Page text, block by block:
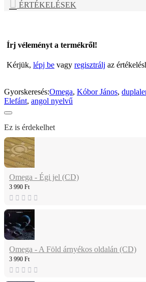
ÉRTÉKELÉSEK
Írj véleményt a termékről!
Kérjük, lépj be vagy regisztrálj az
Gyorskeresés:Omega, Kóbor János,
Elefánt, angol nyelvű
Ez is érdekelhet
Omega - Égi jel (CD)
3 990 Ft
Omega - A Föld árnyékos oldalán (CD)
3 990 Ft